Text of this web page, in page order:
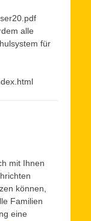
alle
für
mit Ihnen
können,
Familien
eine